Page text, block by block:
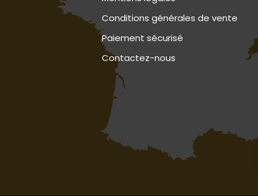
Conditions générales de vente
Paiement sécurisé
Contactez-nous